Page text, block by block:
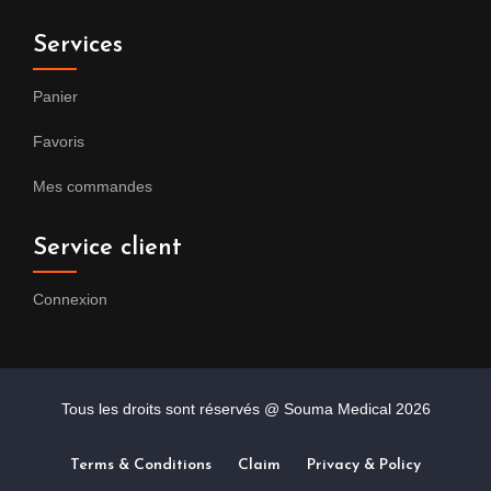
Services
Panier
Favoris
Mes commandes
Service client
Connexion
Tous les droits sont réservés @ Souma Medical 2026
Terms & Conditions Claim Privacy & Policy